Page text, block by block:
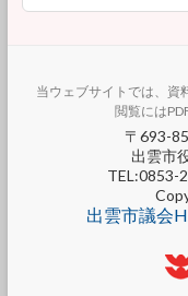
当ウェブサイトでは、資
閲覧には
〒693-
出雲市
TEL:0853-
出雲市議会